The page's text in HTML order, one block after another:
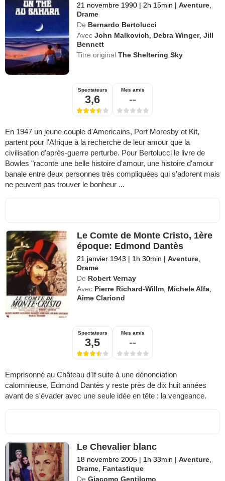
21 novembre 1990 | 2h 15min | Aventure
Drame
De Bernardo Bertolucci
Avec John Malkovich Debra Winger,Jill
Bennett
Titre originalThe Sheltering Sky
Spectateurs
3,6
Mes amis
--
En 1947 un jeune couple d'Americains, Port Moresby et Kit,
partent pour l'Afrique à la recherche de leur amour que la
civilisation d'après-guerre perturbe. Pour Bertolucci le livre de
Bowles "raconte une belle histoire d'amour, une histoire d'amour
banale entre deux personnes très compliquées qui s'adorent mais
ne peuvent pas trouver le bonheur ...
Le Comte de Monte Cristo, 1ère
époque: Edmond Dantès
21 janvier 1943 | 1h 30min | Aventure
Drame
De Robert Vernay
Avec Pierre Richard-Willm Michele Alfa
Aime Clariond
Spectateurs
3,5
Mes amis
--
Emprisonné au Château d'If suite à une dénonciation
calomnieuse, Edmond Dantès y reste près de dix huit années
avant de s'évader avec une seule idée en tête : la vengeance.
Le Chevalier blanc
18 novembre 2005 | 1h 33min | Aventure
Drame Fantastique
De Giacomo Gentilomo